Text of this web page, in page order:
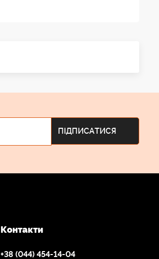
Контакти
+38 (044) 454-14-04